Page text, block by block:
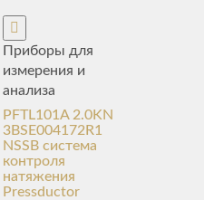
Приборы для
измерения и
анализа
PFTL101A 2.0KN
3BSE004172R1
NSSB система
контроля
натяжения
Pressductor